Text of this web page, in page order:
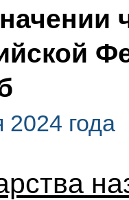
2024 года